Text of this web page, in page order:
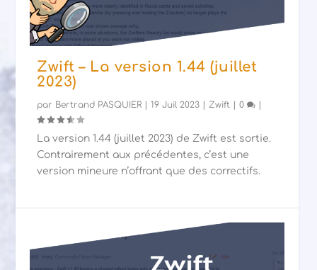
Zwift – La version 1.44 (juillet
2023)
par Bertrand PASQUIER |19 Juil 2023 |Zwift |0
La version 1.44 (juillet 2023) de Zwift est sortie.
Contrairement aux précédentes, c’est une
version mineure n’offrant que des correctifs.